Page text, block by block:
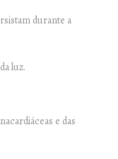
durante a
luz.
e das